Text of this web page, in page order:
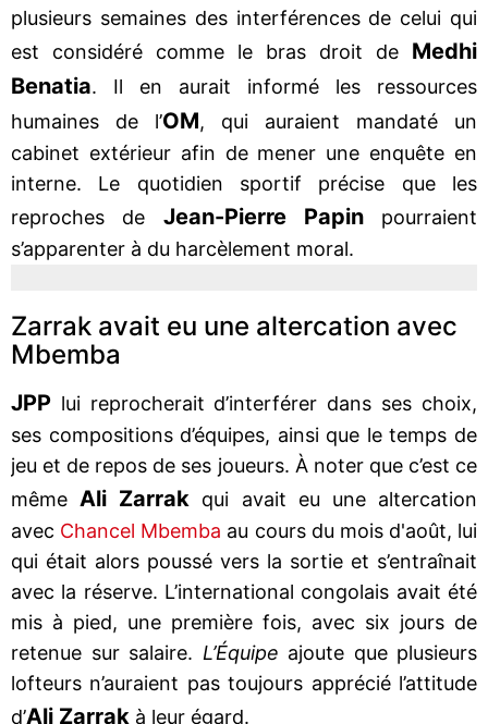
plusieurs semaines des interférences de celui qui
est considéré comme le bras droit de Medhi
Benatia. Il en aurait informé les ressources
humaines de l’OM, qui auraient mandaté un
cabinet extérieur afin de mener une enquête en
interne. Le quotidien sportif précise que les
reproches de Jean-Pierre Papinpourraient
s’apparenter à du harcèlement moral.
Zarrak avait eu une altercation avec
Mbemba
JPP lui reprocherait d’interférer dans ses choix,
ses compositions d’équipes, ainsi que le temps de
jeu et de repos de ses joueurs. À noter que c’est ce
même Ali Zarrak qui avait eu une altercation
avec Chancel Mbemba au cours du mois d'août, lui
qui était alors poussé vers la sortie et s’entraînait
avec la réserve. L’international congolais avait été
mis à pied, une première fois, avec six jours de
retenue sur salaire. L’Équipe ajoute que plusieurs
lofteurs n’auraient pas toujours apprécié l’attitude
d’Ali Zarrak à leur égard.